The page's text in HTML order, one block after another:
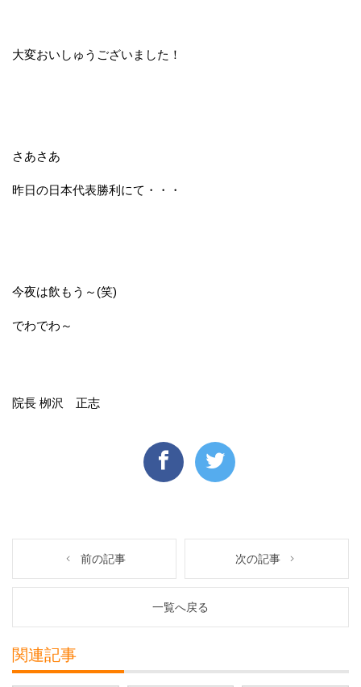
大変おいしゅうございました！
さあさあ
昨日の日本代表勝利にて・・・
今夜は飲もう～(笑)
でわでわ～
院長 栁沢 正志
前の記事 次の記事
一覧へ戻る
関連記事